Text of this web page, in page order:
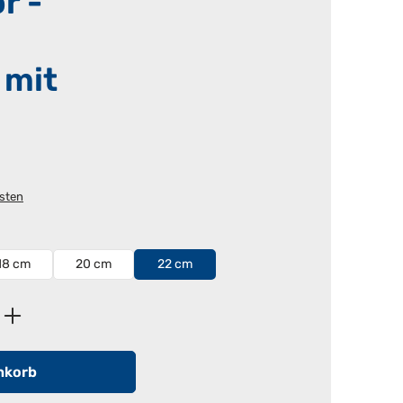
mit
cm 20 cm 22 cm
den gewünschten Wert ein oder